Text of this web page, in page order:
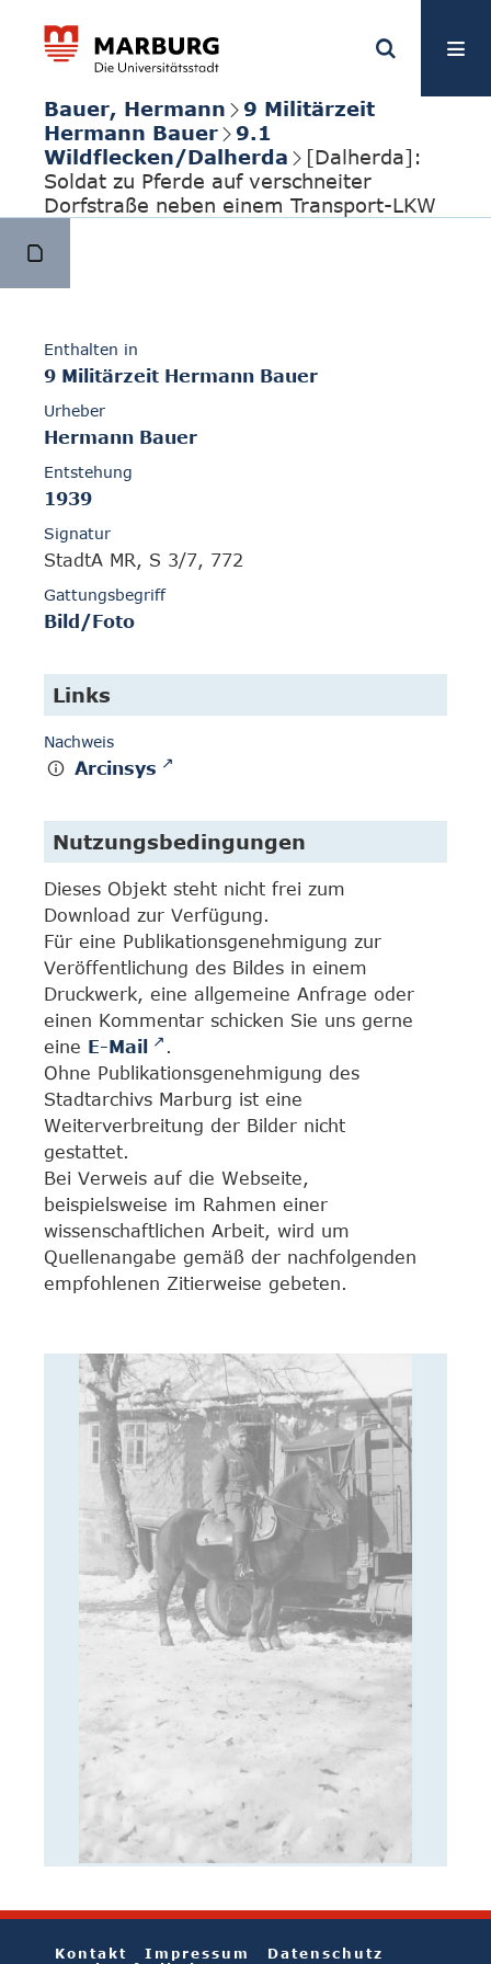
Bauer, Hermann
9 Militärzeit
Hermann Bauer
9.1
Wildflecken/Dalherda
[Dalherda]:
Soldat zu Pferde auf verschneiter
Dorfstraße neben einem Transport-LKW
Enthalten in
9 Militärzeit Hermann Bauer
Urheber
Hermann Bauer
Entstehung
1939
Signatur
StadtA MR, S 3/7, 772
Gattungsbegriff
Bild/Foto
Links
Nachweis
Arcinsys
Nutzungsbedingungen
Dieses Objekt steht nicht frei zum
Download zur Verfügung.
Für eine Publikationsgenehmigung zur
Veröffentlichung des Bildes in einem
Druckwerk, eine allgemeine Anfrage oder
einen Kommentar schicken Sie uns gerne
eine E-Mail
.
Ohne Publikationsgenehmigung des
Stadtarchivs Marburg ist eine
Weiterverbreitung der Bilder nicht
gestattet.
Bei Verweis auf die Webseite,
beispielsweise im Rahmen einer
wissenschaftlichen Arbeit, wird um
Quellenangabe gemäß der nachfolgenden
empfohlenen Zitierweise gebeten.
Kontakt Impressum
Datenschutz